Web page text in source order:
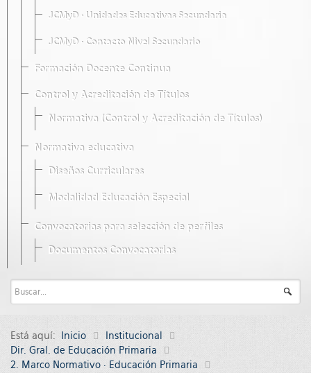
JCMyD · Unidades Educativas Secundaria
JCMyD · Contacto Nivel Secundario
Formación Docente Continua
Control y Acreditación de Títulos
Normativa (Control y Acreditación de Títulos)
Normativa educativa
Diseños Curriculares
Modalidad Educación Especial
Convocatorias para selección de perfiles
Documentos Convocatorias
Está aquí: Inicio
Institucional
Dir. Gral. de Educación Primaria
2. Marco Normativo · Educación Primaria